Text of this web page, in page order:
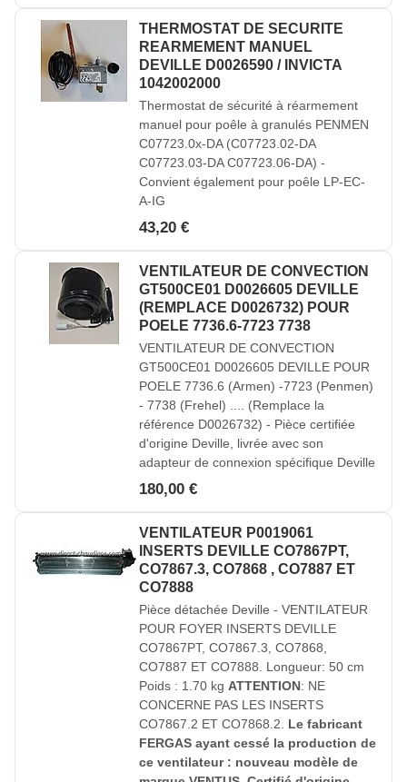
THERMOSTAT DE SECURITE
REARMEMENT MANUEL
DEVILLE D0026590 / INVICTA
1042002000
Thermostat de sécurité à réarmement
manuel pour poêle à granulés PENMEN
C07723.0x-DA (C07723.02-DA
C07723.03-DA C07723.06-DA) -
Convient également pour poêle LP-EC-
A-IG
43,20 €
VENTILATEUR DE CONVECTION
GT500CE01 D0026605 DEVILLE
(REMPLACE D0026732) POUR
POELE 7736.6-7723 7738
VENTILATEUR DE CONVECTION
GT500CE01 D0026605 DEVILLE POUR
POELE 7736.6 (Armen) -7723 (Penmen)
- 7738 (Frehel) .... (Remplace la
référence D0026732) - Pièce certifiée
d'origine Deville, livrée avec son
adapteur de connexion spécifique Deville
180,00 €
VENTILATEUR P0019061
INSERTS DEVILLE CO7867PT,
CO7867.3, CO7868 , CO7887 ET
CO7888
Pièce détachée Deville - VENTILATEUR
POUR FOYER INSERTS DEVILLE
CO7867PT, CO7867.3, CO7868,
CO7887 ET CO7888. Longueur: 50 cm
Poids : 1.70 kg ATTENTION: NE
CONCERNE PAS LES INSERTS
CO7867.2 ET CO7868.2. Le fabricant
FERGAS ayant cessé la production de
ce ventilateur : nouveau modèle de